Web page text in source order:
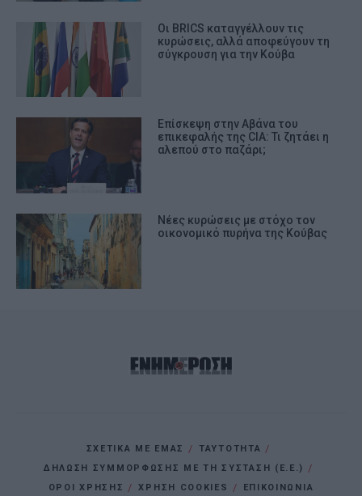
Οι BRICS καταγγέλλουν τις
κυρώσεις, αλλά αποφεύγουν τη
σύγκρουση για την Κούβα
Επίσκεψη στην Αβάνα του
επικεφαλής της CIA: Τι ζητάει η
αλεπού στο παζάρι;
Νέες κυρώσεις με στόχο τον
οικονομικό πυρήνα της Κούβας
ΣΧΕΤΙΚΑ ΜΕ ΕΜΑΣ
ΤΑΥΤΟΤΗΤΑ
ΔΗΛΩΣΗ ΣΥΜΜΟΡΦΩΣΗΣ ΜΕ ΤΗ ΣΥΣΤΑΣΗ (Ε.Ε.)
ΌΡΟΙ ΧΡΗΣΗΣ
ΧΡΗΣΗ COOKIES ΕΠΙΚΟΙΝΩΝΙΑ